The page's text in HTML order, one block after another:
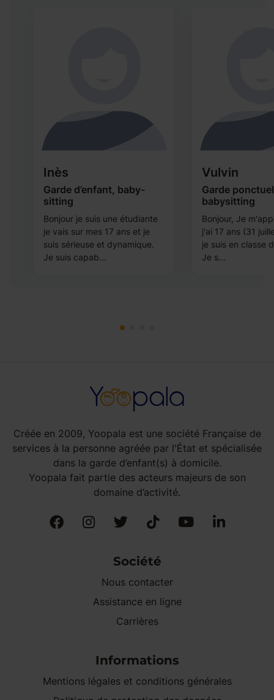
Inès
Garde d’enfant, baby-
sitting
Bonjour je suis une étudiante
je vais sur mes 17 ans et je
suis sérieuse et dynamique.
Je suis capab...
Vulvin
Garde
babysitting
Bonjour, Je
j'ai 17 ans (31
je suis en classe
Je s...
Créée en 2009, Yoopala est une société Française de
services à la personne agréée par l'État et spécialisée
dans la garde d’enfant(s) à domicile.
Yoopala fait partie des acteurs majeurs de son
domaine d’activité.
Société
Nous contacter
Assistance en ligne
Carrières
Informations
Mentions légales et conditions générales